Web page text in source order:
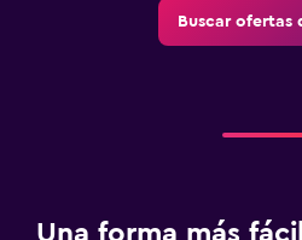
Buscar ofertas
Una forma más